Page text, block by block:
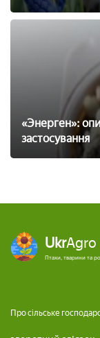
«Энерген»:
застосування
UkrAgro
Птахи, тварини та
Про сільське